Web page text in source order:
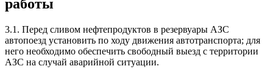
работы
3.1. Перед сливом нефтепродуктов в резервуары АЗС
автопоезд установить по ходу движения автотранспорта; для
него необходимо обеспечить свободный выезд с территории
АЗС на случай аварийной ситуации.